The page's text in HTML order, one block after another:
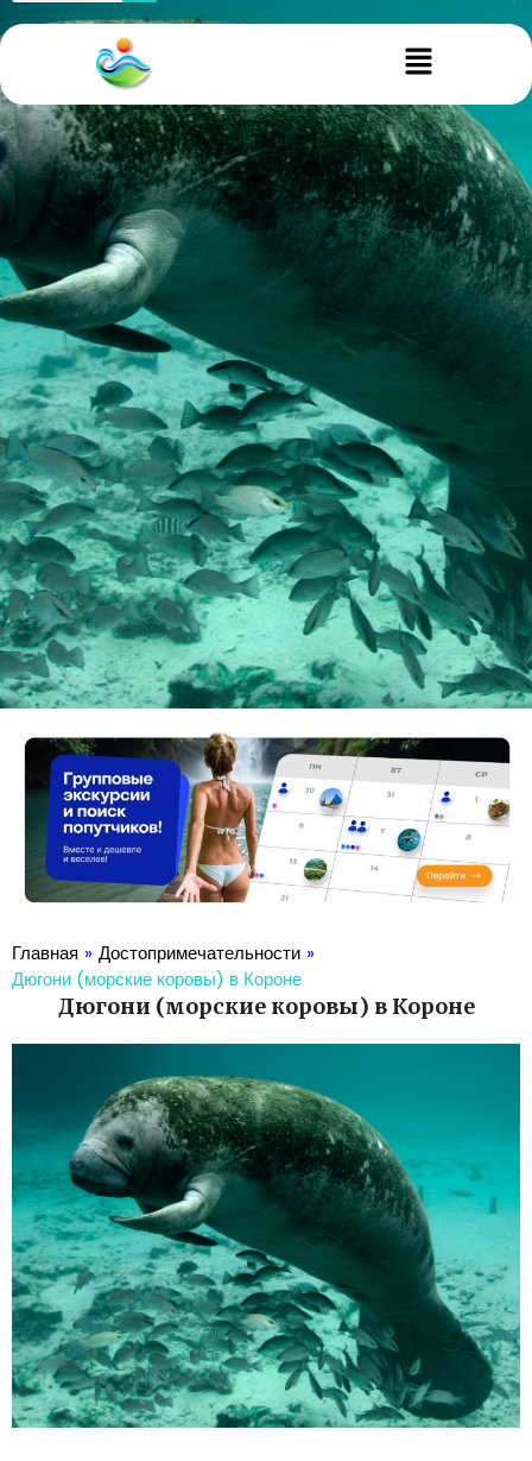
Главная » Достопримечательности »
Дюгони (морские коровы) в Короне
Дюгони (морские коровы) в Короне